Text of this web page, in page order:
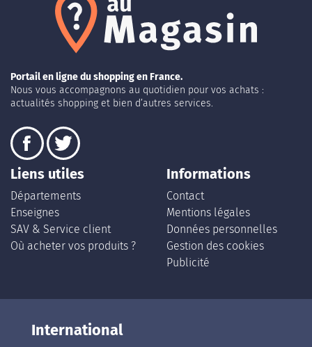
Portail en ligne du shopping en France.
Nous vous accompagnons au quotidien pour vos achats :
actualités shopping et bien d’autres services.
Liens utiles
Départements
Enseignes
SAV & Service client
Où acheter vos produits ?
Informations
Contact
Mentions légales
Données personnelles
Gestion des cookies
Publicité
International